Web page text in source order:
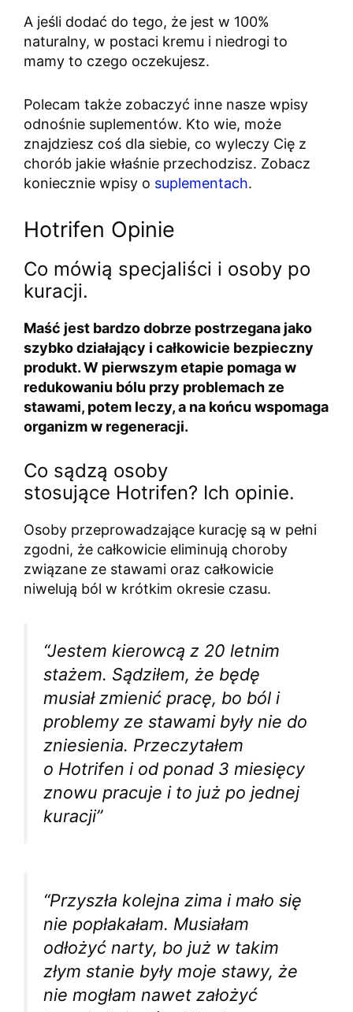
A jeśli dodać do tego, że jest w 100%
naturalny, w postaci kremu i niedrogi to
mamy to czego oczekujesz.
Polecam także zobaczyć inne nasze wpisy
odnośnie suplementów. Kto wie, może
znajdziesz coś dla siebie, co wyleczy Cię z
chorób jakie właśnie przechodzisz. Zobacz
koniecznie wpisy o suplementach.
Hotrifen Opinie
Co mówią specjaliści i osoby po
kuracji.
Maść jest bardzo dobrze postrzegana jako
szybko działający i całkowicie bezpieczny
produkt. W pierwszym etapie pomaga w
redukowaniu bólu przy problemach ze
stawami, potem leczy, a na końcu wspomaga
organizm w regeneracji.
Co sądzą osoby
stosujące Hotrifen? Ich opinie.
Osoby przeprowadzające kurację są w pełni
zgodni, że całkowicie eliminują choroby
związane ze stawami oraz całkowicie
niwelują ból w krótkim okresie czasu.
“Jestem kierowcą z 20 letnim
stażem. Sądziłem, że będę
musiał zmienić pracę, bo ból i
problemy ze stawami były nie do
zniesienia. Przeczytałem
o Hotrifen i od ponad 3 miesięcy
znowu pracuje i to już po jednej
kuracji”
“Przyszła kolejna zima i mało się
nie popłakałam. Musiałam
odłożyć narty, bo już w takim
złym stanie były moje stawy, że
nie mogłam nawet założyć